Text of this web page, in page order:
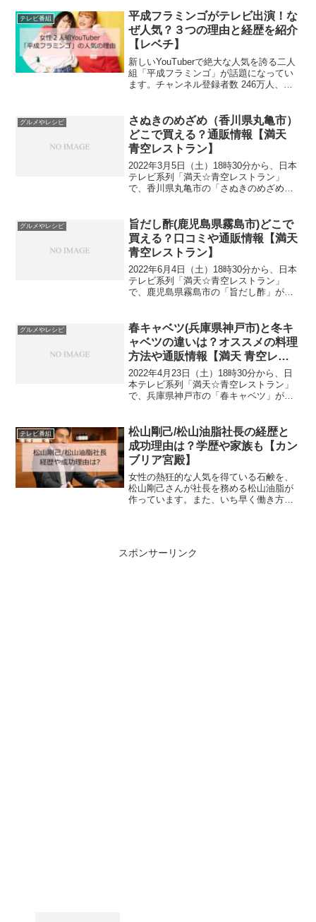
高逸子/競艇ボートレーサーの経歴wiki・
年齢・プ...
テレビ番組
平成フラミンゴがテレビ出演！な
ぜ人気？３つの理由と経歴を紹介
【レベチ】
新しいYouTuberで絶大な人気を誇る二人
組「平成フラミンゴ」が話題になってい
ます。チャンネル登録者数 246万人、合
す。多くのYouTuberがいる中、「平...
グルメやレシピ
さぬきのめざめ（香川県丸亀市）
どこで買える？通販情報【満天
青空レストラン】
2022年3月5日（土）18時30分から、日本
テレビ系列「満天☆青空レストラン」
で、香川県丸亀市の「さぬきのめざめ」
しょうか。どこで買えるのでしょうか？
早速、見てみまし...
グルメやレシピ
旨だし酢(鹿児島県霧島市)どこで
買える？口コミや通販情報【満天
青空レストラン】
2022年6月4日（土）18時30分から、日本
テレビ系列「満天☆青空レストラン」
で、鹿児島県霧島市の「旨だし酢」が紹
か。どこで買えるのでしょうか？早速、
見てみましょう。鹿...
グルメやレシピ
春キャベツ(兵庫県神戸市)と冬キ
ャベツの違いは？オススメの料理
方法や通販情報【満天 青空レス
トラン】
2022年4月23日（土）18時30分から、日
本テレビ系列「満天☆青空レストラン」
で、兵庫県神戸市の「春キャベツ」が紹
か。冬キャベツとの違いは何でしょう
か？どこで買えるの...
テレビ番組
松山剛己/松山油脂社長の経歴と
成功理由は？学歴や家族も【カン
ブリア宮殿】
女性の熱狂的な人気を得ている石鹸を、
松山剛己さんが社長を務める松山油脂が
作っています。また、いち早く働き方改
スポンサーリンク